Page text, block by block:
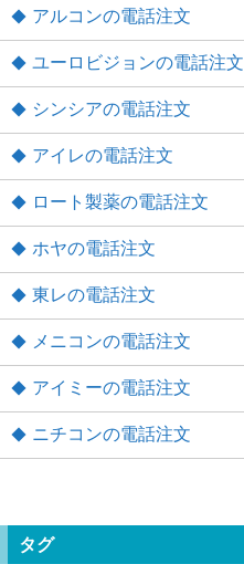
アルコンの電話注文
ユーロビジョンの電話注文
シンシアの電話注文
アイレの電話注文
ロート製薬の電話注文
ホヤの電話注文
東レの電話注文
メニコンの電話注文
アイミーの電話注文
ニチコンの電話注文
タグ